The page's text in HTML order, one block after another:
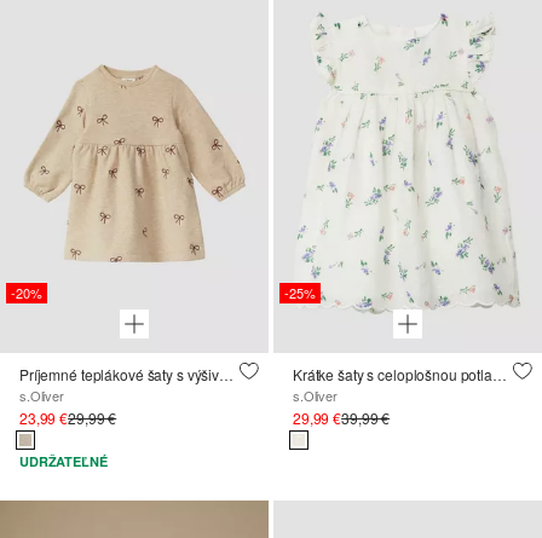
-20%
Príjemné teplákové šaty s výšivkou
s.Oliver
23,99 €29,99 €
UDRŽATEĽNÉ
-25%
Krátke šaty s celoplošnou potlačou a ozdobným lemovaním
s.Oliver
29,99 €39,99 €